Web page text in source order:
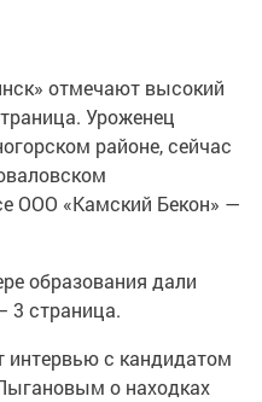
отмечают высокий
Уроженец
районе, сейчас
ООО «Камский Бекон» —
образования дали
3 страница.
интервью с кандидатом
о находках